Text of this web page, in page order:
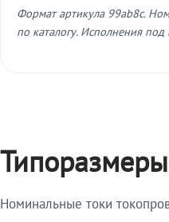
Формат артикула 99ab8c.
по каталогу. Исполнения под
Номинальные токи